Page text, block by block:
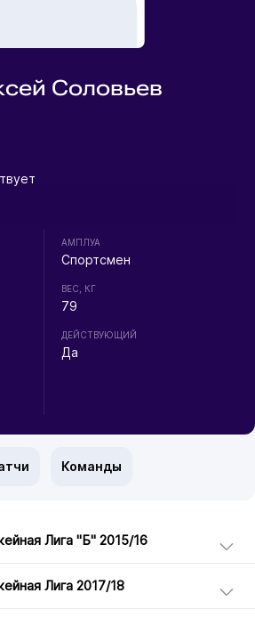
Соловьев
АМПЛУА
Спортсмен
ВЕС, КГ
79
ДЕЙСТВУЮЩИЙ
Да
Команды
Лига "Б" 2015/16
Лига 2017/18